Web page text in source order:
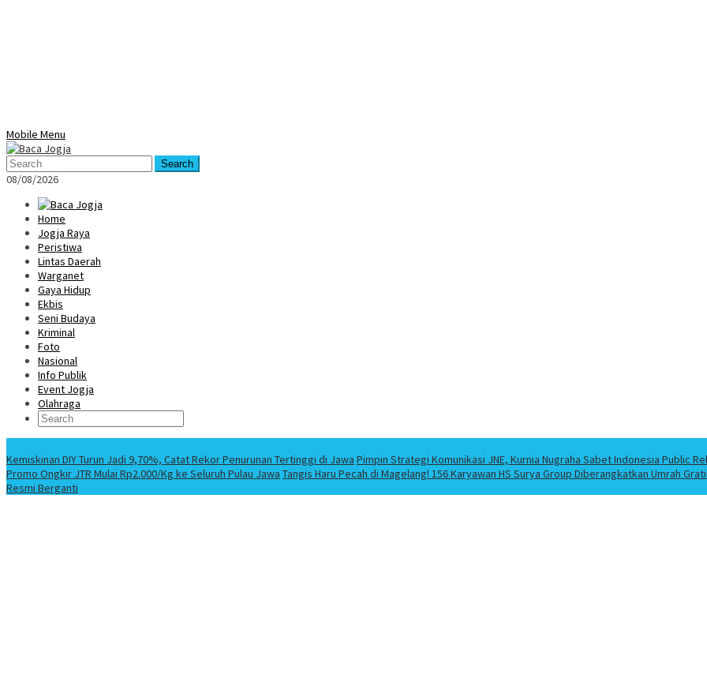
Mobile Menu
Search
08/08/2026
Home
Jogja Raya
Peristiwa
Lintas Daerah
Warganet
Gaya Hidup
Ekbis
Seni Budaya
Kriminal
Foto
Nasional
Info Publik
Event Jogja
Olahraga
Kemiskinan DIY Turun Jadi 9,70%, Catat Rekor Penurunan Tertinggi di Jawa Pimpin Strategi Komunikasi JNE, Kurnia Nugraha Sabet Indonesia Public
Promo Ongkir JTR Mulai Rp2.000/Kg ke Seluruh Pulau Jawa Tangis Haru Pecah di Magelang! 156 Karyawan HS Surya Group Diberangkatkan Umrah
Resmi Berganti